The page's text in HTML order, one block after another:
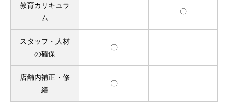
教育カリキュラ
ム
〇
スタッフ・人材
の確保
〇
店舗内補正・修
繕
〇